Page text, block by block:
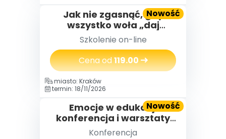
Nowość
Jak nie zgasnąć, gdy
wszystko woła „daj
więcej” – o wypaleniu
zawodowym
nauczycielek i nauczycieli,
którzy za długo byli silni
Szkolenie on-line
Cena od119.00
Nowość
miasto: Kraków
termin: 18/11/2026
Emocje w edukacji
konferencja i warsztaty
(2 dni) 18-19.11.2026
Konferencja